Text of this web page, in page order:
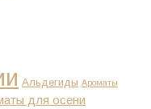
Альдегиды Ароматы
для осени